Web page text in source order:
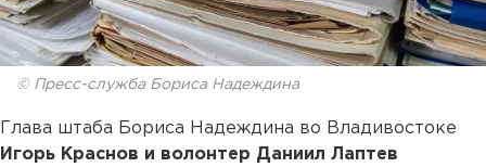
© Пресс-служба Бориса Надеждина
Глава штаба Бориса Надеждина во Владивостоке
Игорь Краснов и волонтер Даниил Лаптев